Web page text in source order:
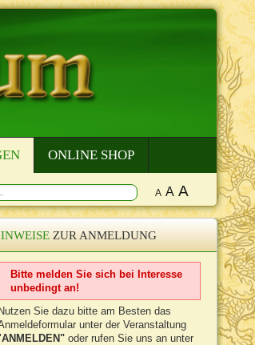
ONLINE SHOP
A A A
ZUR ANMELDUNG
Bitte melden Sie sich bei Interesse
unbedingt an!
Nutzen Sie dazu bitte am Besten das
unter der Veranstaltung
ANMELDEN" oder rufen Sie uns an unter